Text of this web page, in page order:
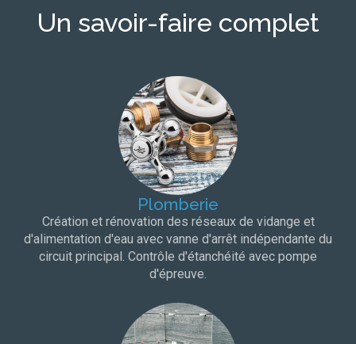
Un savoir-faire complet
Plomberie
Création et rénovation des réseaux de vidange et
d'alimentation d'eau avec vanne d'arrêt indépendante du
circuit principal. Contrôle d'étanchéité avec pompe
d'épreuve.